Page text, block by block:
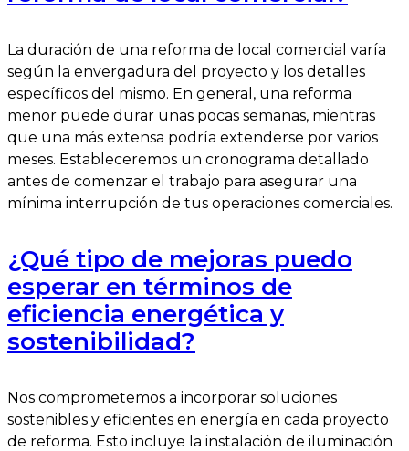
La duración de una reforma de local comercial varía
según la envergadura del proyecto y los detalles
específicos del mismo. En general, una reforma
menor puede durar unas pocas semanas, mientras
que una más extensa podría extenderse por varios
meses. Estableceremos un cronograma detallado
antes de comenzar el trabajo para asegurar una
mínima interrupción de tus operaciones comerciales.
¿Qué tipo de mejoras puedo
esperar en términos de
eficiencia energética y
sostenibilidad?
Nos comprometemos a incorporar soluciones
sostenibles y eficientes en energía en cada proyecto
de reforma. Esto incluye la instalación de iluminación